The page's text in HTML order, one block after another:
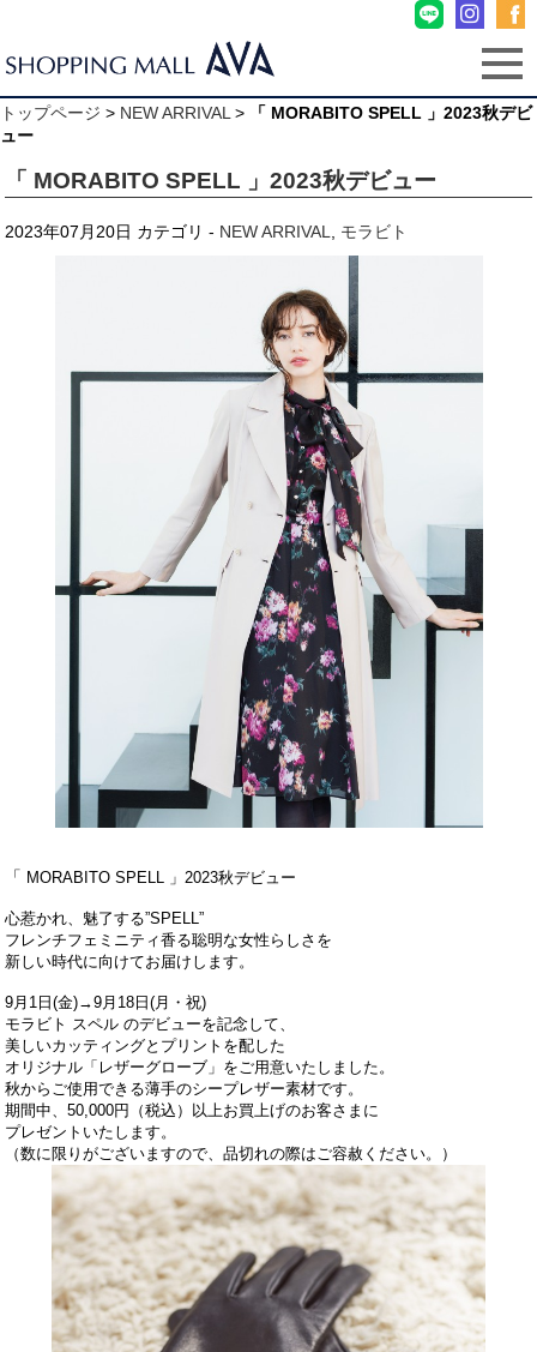
トップページ > NEW ARRIVAL >
「 MORABITO SPELL 」2023秋デビ
ュー
「 MORABITO SPELL 」2023秋デビュー
2023年07月20日 カテゴリ - NEW ARRIVAL モラビト
「 MORABITO SPELL 」2023秋デビュー
心惹かれ、魅了する”SPELL”
フレンチフェミニティ香る聡明な女性らしさを
新しい時代に向けてお届けします。
9月1日(金)→9月18日(月・祝)
モラビト スペル のデビューを記念して、
美しいカッティングとプリントを配した
オリジナル「レザーグローブ」をご用意いたしました。
秋からご使用できる薄手のシープレザー素材です。
期間中、50,000円（税込）以上お買上げのお客さまに
プレゼントいたします。
（数に限りがございますので、品切れの際はご容赦ください。）